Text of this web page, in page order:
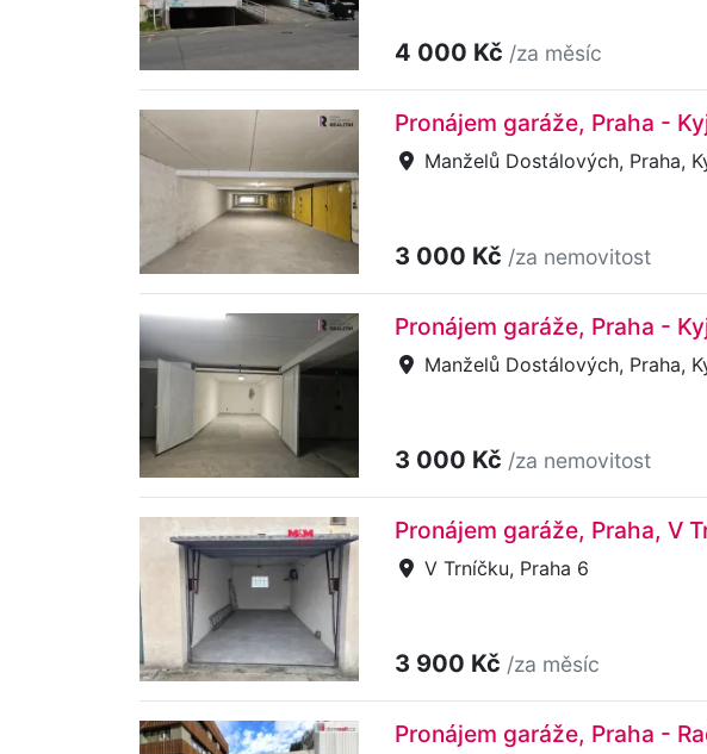
4 000 Kč /za měsíc
Pronájem garáže, Praha -
Manželů Dostálových, Praha,
3 000 Kč /za nemovitost
Pronájem garáže, Praha -
Manželů Dostálových, Praha,
3 000 Kč /za nemovitost
Pronájem garáže, Praha, V
V Trníčku, Praha 6
3 900 Kč /za měsíc
Pronájem garáže, Praha -